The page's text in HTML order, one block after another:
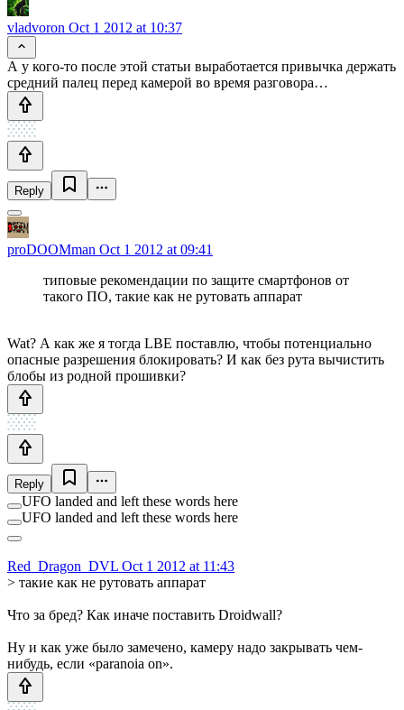
vladvoron Oct 1 2012 at 10:37
А у кого-то после этой статьи выработается привычка держать
средний палец перед камерой во время разговора…
Reply
proDOOMman Oct 1 2012 at 09:41
типовые рекомендации по защите смартфонов от
такого ПО, такие как не рутовать аппарат
Wat? А как же я тогда LBE поставлю, чтобы потенциально
опасные разрешения блокировать? И как без рута вычистить
блобы из родной прошивки?
Reply
UFO landed and left these words here
UFO landed and left these words here
Red_Dragon_DVL Oct 1 2012 at 11:43
> такие как не рутовать аппарат
Что за бред? Как иначе поставить Droidwall?
Ну и как уже было замечено, камеру надо закрывать чем-
нибудь, если «paranoia on».